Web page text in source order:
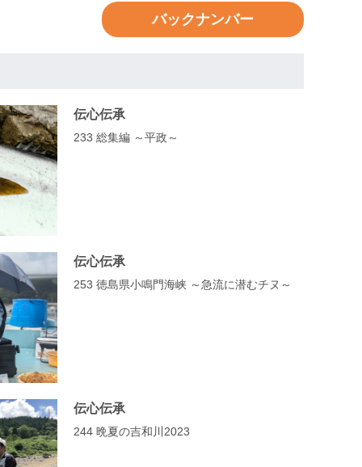
バックナンバー
伝心伝承
233 総集編 ～平政～
伝心伝承
253 徳島県小鳴門海峡 ～急流に潜むチヌ～
伝心伝承
244 晩夏の吉和川2023